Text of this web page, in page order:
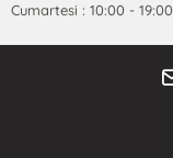
Cumartesi : 10:00 - 19:00